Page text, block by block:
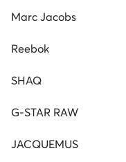
Marc Jacobs
Reebok
SHAQ
G-STAR RAW
JACQUEMUS